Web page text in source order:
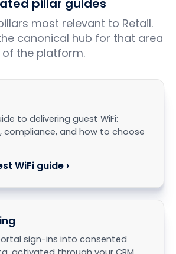
pillar guides
most relevant to Retail.
canonical hub for that area
of the platform.
to delivering guest WiFi:
compliance, and how to choose
WiFi guide ›
sign-ins into consented